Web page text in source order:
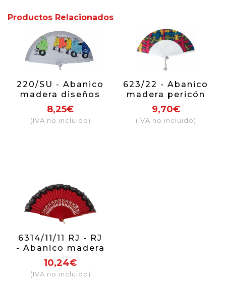
Productos Relacionados
220/SU - Abanico
madera diseños
surtido
8,25€
(IVA no incluido)
623/22 - Abanico
madera pericón
blanco diseño
surt.
9,70€
(IVA no incluido)
6314/11/11 RJ - RJ
- Abanico madera
con puntilla (rojo)
10,24€
(IVA no incluido)